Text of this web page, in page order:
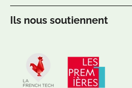
Ils nous soutiennent